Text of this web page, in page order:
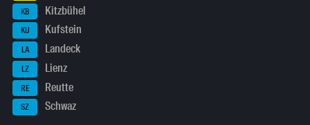
KB Kitzbühel
KU Kufstein
LA Landeck
LZ Lienz
RE Reutte
SZ Schwaz